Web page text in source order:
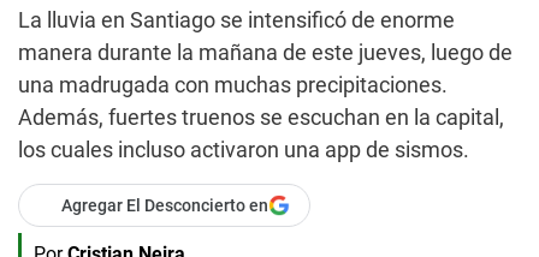
La lluvia en Santiago se intensificó de enorme
manera durante la mañana de este jueves, luego de
una madrugada con muchas precipitaciones.
Además, fuertes truenos se escuchan en la capital,
los cuales incluso activaron una app de sismos.
Agregar El Desconcierto en